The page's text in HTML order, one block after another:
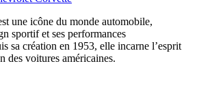
une icône du monde automobile,
sportif et ses performances
sa création en 1953, elle incarne l’esprit
des voitures américaines.